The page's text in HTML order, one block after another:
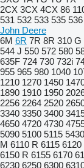
2CX 3CX 4CX 86
531 532 533 535 536
John Deere
6M 6R 7R 8R 310 G
544 J 550 572 580
635F 724 730 732i
955 965 980 1040
1210 1270 1450
1890 1910 1950
2256 2264 2520
3340 3350 3400
4650 4720 4730
5090 5100 5115
M 6110 R 6115 6120
6150 R 6155 6170
6230 6250 6300